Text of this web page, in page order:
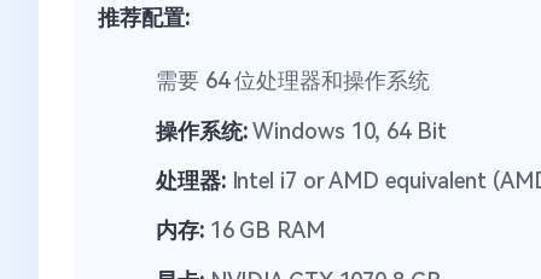
推荐配置:
需要 64 位处理器和操作系统
操作系统:Windows 10, 64 Bit
处理器:Intel i7 or AMD equivalent
内存:16 GB RAM